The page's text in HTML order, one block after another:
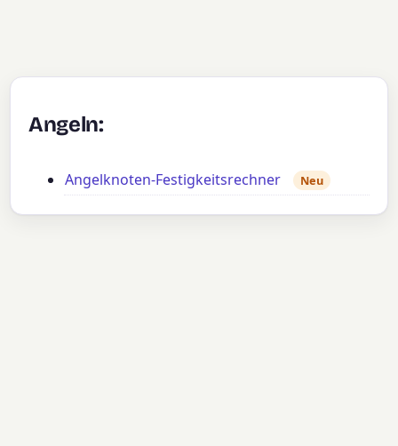
Angeln:
Angelknoten-Festigkeitsrechner Neu